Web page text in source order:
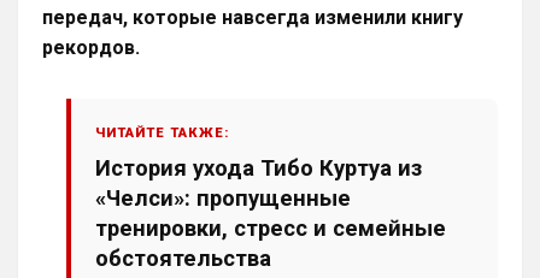
передач, которые навсегда изменили книгу
рекордов.
ЧИТАЙТЕ ТАКЖЕ:
История ухода Тибо Куртуа из
«Челси»: пропущенные
тренировки, стресс и семейные
обстоятельства